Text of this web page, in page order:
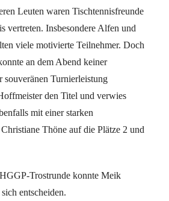
Leuten waren Tischtennisfreunde
vertreten. Insbesondere Alfen und
viele motivierte Teilnehmer. Doch
an dem Abend keiner
Turnierleistung
den Titel und verwies
mit einer starken
Thöne auf die Plätze 2 und
Trostrunde konnte Meik
entscheiden.